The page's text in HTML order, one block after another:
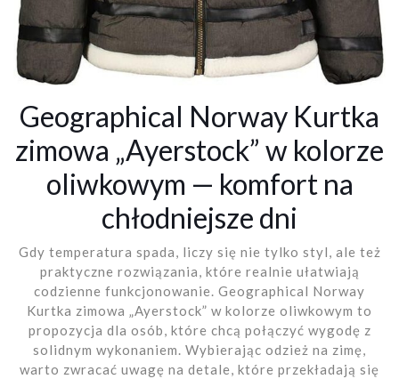
Geographical Norway Kurtka
zimowa „Ayerstock” w kolorze
oliwkowym — komfort na
chłodniejsze dni
Gdy temperatura spada, liczy się nie tylko styl, ale też
praktyczne rozwiązania, które realnie ułatwiają
codzienne funkcjonowanie. Geographical Norway
Kurtka zimowa „Ayerstock” w kolorze oliwkowym to
propozycja dla osób, które chcą połączyć wygodę z
solidnym wykonaniem. Wybierając odzież na zimę,
warto zwracać uwagę na detale, które przekładają się